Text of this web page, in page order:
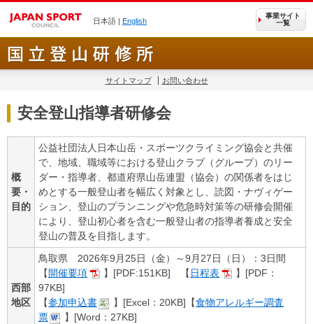
日本語 | English
事業サイト
一覧
サイトマップ お問い合わせ
安全登山指導者研修会
概
要・
目的
公益社団法人日本山岳・スポーツクライミング協会と共催
で、地域、職域等における登山クラブ（グループ）のリー
ダー・指導者、都道府県山岳連盟（協会）の関係者をはじ
めとする一般登山者を幅広く対象とし、読図・ナヴィゲー
ション、登山のプランニングや危急時対策等の研修会開催
により、登山初心者を含む一般登山者の指導者養成と安全
登山の普及を目指します。
西部
地区
鳥取県 2026年9月25日（金）～9月27日（日）：3日間
【開催要項 】[PDF:151KB] 【 日程表
】[PDF：
97KB]
【参加申込書 】[Excel：20KB]【食物アレルギー調査
票
】[Word：27KB]